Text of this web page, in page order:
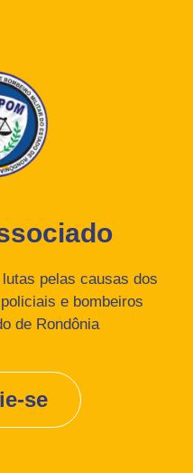
pelas causas dos
e bombeiros
de Rondônia
se